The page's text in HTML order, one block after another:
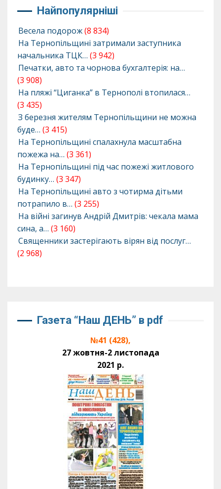
Найпопулярніші
Весела подорож(8 834)
На Тернопільщині затримали заступника
начальника ТЦК… (3 942)
Печатки, авто та чорнова бухгалтерія: на…
(3 908)
На пляжі “Циганка” в Тернополі втопилася…
(3 435)
З березня жителям Тернопільщини не можна
буде… (3 415)
На Тернопільщині спалахнула масштабна
пожежа на… (3 361)
На Тернопільщині під час пожежі житлового
будинку… (3 347)
На Тернопільщині авто з чотирма дітьми
потрапило в… (3 255)
На війні загинув Андрій Дмитрів: чекала мама
сина, а… (3 160)
Священники застерігають вірян від послуг…
(2 968)
Газета “Наш ДЕНЬ” в pdf
№41 (428),
27 жовтня-2 листопада
2021 р.